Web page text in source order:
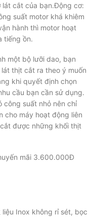
cắt của bạn.Động cơ:
suất motor khá khiêm
hành thì motor hoạt
tiếng ồn.
một bộ lưỡi dao, bạn
thịt cắt ra theo ý muốn
khi quyết định chọn
cầu bạn cần sử dụng.
công suất nhỏ nên chỉ
cho máy hoạt động liên
được những khối thịt
mãi 3.600.000Đ
Inox không rỉ sét, bọc